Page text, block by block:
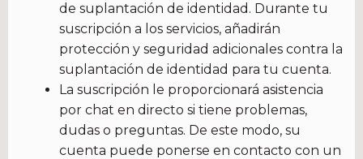
de suplantación de identidad. Durante tu
suscripción a los servicios, añadirán
protección y seguridad adicionales contra la
suplantación de identidad para tu cuenta.
La suscripción le proporcionará asistencia
por chat en directo si tiene problemas,
dudas o preguntas. De este modo, su
cuenta puede ponerse en contacto con un